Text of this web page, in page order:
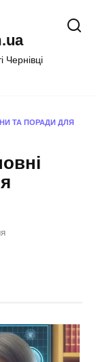
Чернівці
ТА ПОРАДИ ДЛЯ